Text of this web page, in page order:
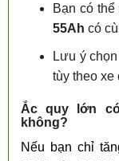
Bạn có
55Ah có
Lưu ý
tùy theo xe
Ắc quy lớn
không?
Nếu bạn chỉ